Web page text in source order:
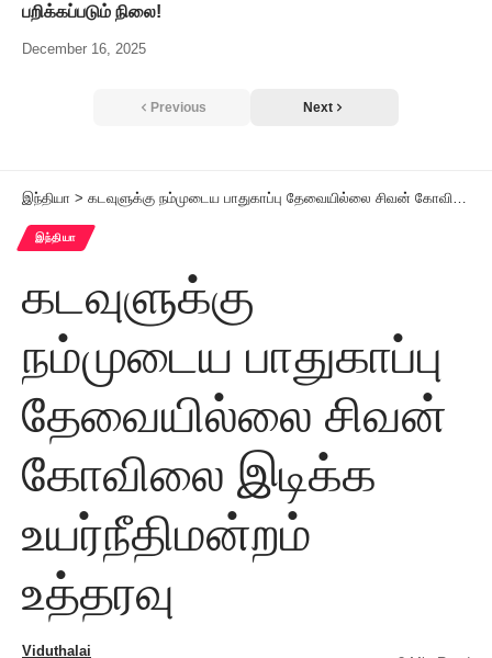
பறிக்கப்படும் நிலை!
December 16, 2025
Previous Next
இந்தியா > கடவுளுக்கு நம்முடைய பாதுகாப்பு தேவையில்லை சிவன் கோவிலை இடிக்க உயர்நீதிமன்றம் உத்தரவு
இந்தியா
கடவுளுக்கு
நம்முடைய பாதுகாப்பு
தேவையில்லை சிவன்
கோவிலை இடிக்க
உயர்நீதிமன்றம்
உத்தரவு
Viduthalai